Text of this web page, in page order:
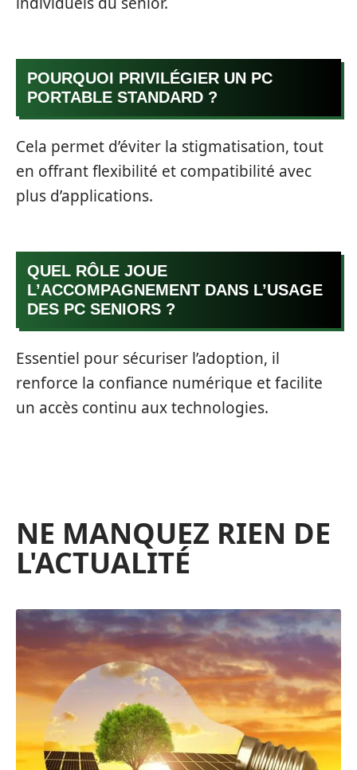
POURQUOI PRIVILÉGIER UN PC
PORTABLE STANDARD ?
Cela permet d’éviter la stigmatisation, tout
en offrant flexibilité et compatibilité avec
plus d’applications.
QUEL RÔLE JOUE
L’ACCOMPAGNEMENT DANS L’USAGE
DES PC SENIORS ?
Essentiel pour sécuriser l’adoption, il
renforce la confiance numérique et facilite
un accès continu aux technologies.
NE MANQUEZ RIEN DE
L'ACTUALITÉ